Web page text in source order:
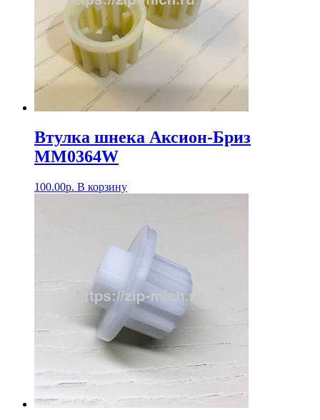
Втулка шнека Аксион-Бриз
MM0364W
100.00р. В корзину